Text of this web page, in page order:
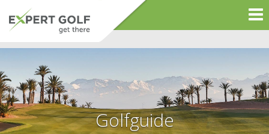
Golfguide